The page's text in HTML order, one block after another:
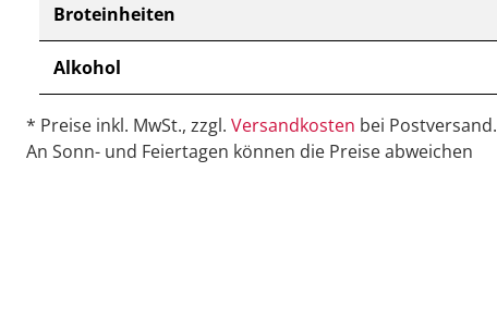
Broteinheiten
Alkohol
* Preise inkl. MwSt., zzgl. Versandkosten bei Postversand.
An Sonn- und Feiertagen können die Preise abweichen